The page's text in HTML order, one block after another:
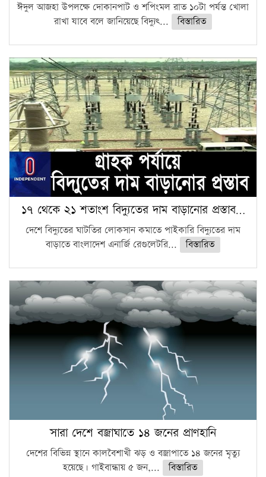
ঈদুল আজহা উপলক্ষে দোকানপাট ও শপিংমল রাত ১০টা পর্যন্ত খোলা
রাখা যাবে বলে জানিয়েছে বিদ্যুৎ...
বিস্তারিত
১৭ থেকে ২১ শতাংশ বিদ্যুতের দাম বাড়ানোর প্রস্তাব…
দেশে বিদ্যুতের ঘাটতির লোকসান কমাতে পাইকারি বিদ্যুতের দাম
বাড়াতে বাংলাদেশ এনার্জি রেগুলেটরি...
বিস্তারিত
সারা দেশে বজ্রাঘাতে ১৪ জনের প্রাণহানি
দেশের বিভিন্ন স্থানে কালবৈশাখী ঝড় ও বজ্রাপাতে ১৪ জনের মৃত্যু
হয়েছে। গাইবান্ধায় ৫ জন,...
বিস্তারিত